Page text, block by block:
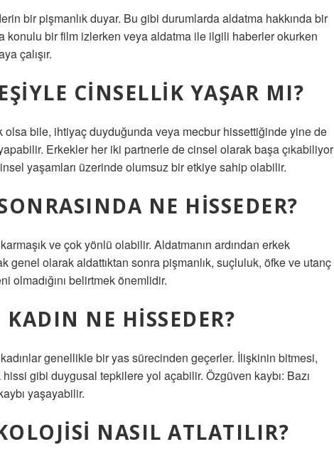
bir pişmanlık duyar. Bu gibi durumlarda aldatma hakkında bir
konulu bir film izlerken veya aldatma ile ilgili haberler okurken
çalışır.
CINSELLIK YAŞAR MI?
olsa bile, ihtiyaç duyduğunda veya mecbur hissettiğinde yine de
Erkekler her iki partnerle de cinsel olarak başa çıkabiliyor
yaşamları üzerinde olumsuz bir etkiye sahip olabilir.
NE HISSEDER?
ve çok yönlü olabilir. Aldatmanın ardından erkek
olarak aldattıktan sonra pişmanlık, suçluluk, öfke ve utanç
olmadığını belirtmek önemlidir.
NE HISSEDER?
genellikle bir yas sürecinden geçerler. İlişkinin bitmesi,
gibi duygusal tepkilere yol açabilir. Özgüven kaybı: Bazı
yaşayabilir.
NASIL ATLATILIR?